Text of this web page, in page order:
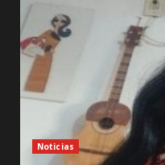
Noticias